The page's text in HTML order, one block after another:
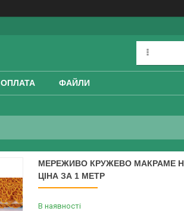
ФАЙЛИ
МЕРЕЖИВО КРУЖЕВО МАКРАМЕ
ЦІНА ЗА 1 МЕТР
В наявності